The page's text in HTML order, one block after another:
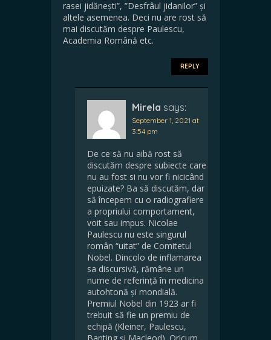
rasei jidănești”, ”Desfrâul jidanilor” și
altele asemenea. Deci nu are rost să
mai discutăm despre Paulescu,
Academia Română etc.
REPLY
Mirela says:
September 1, 2021 at
3:54 pm
De ce să nu aibă rost să
discutăm despre subiecte care
nu au fost si nu vor fi nicicând
epuizate? Ba să discutăm, dar
să începem cu o radiografiere
a propriului comportament,
voit sau impus. Nicolae
Paulescu nu este singurul
român “uitat” de Comitetul
Nobel. Dincolo de inflamarea
sa discursivă, rămâne un
nume de referință în medicina
autohtonă și mondială.
Premiul Nobel din 1923 ar fi
trebuit să fie un premiu de
echipă (Kleiner, Paulescu,
Banting și Macleod). Oricum,